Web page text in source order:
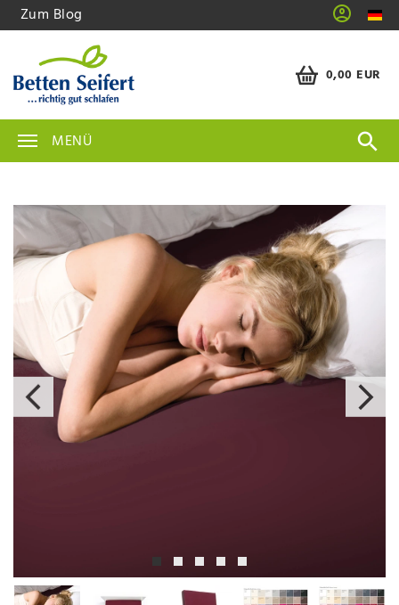
Zum Blog
0,00 EUR
MENÜ